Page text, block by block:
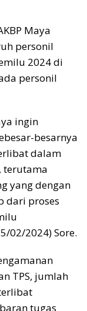
Maya
personil
2024 di
personil
ingin
besarnya
dalam
terutama
yang dengan
dari proses
02/2024) Sore.
TPS, jumlah
tugas